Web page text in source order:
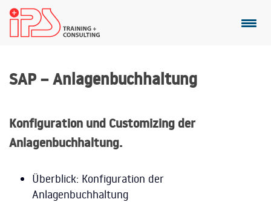
SAP – Anlagenbuchhaltung
Konfiguration und Customizing der
Anlagenbuchhaltung.
Überblick: Konfiguration der
Anlagenbuchhaltung